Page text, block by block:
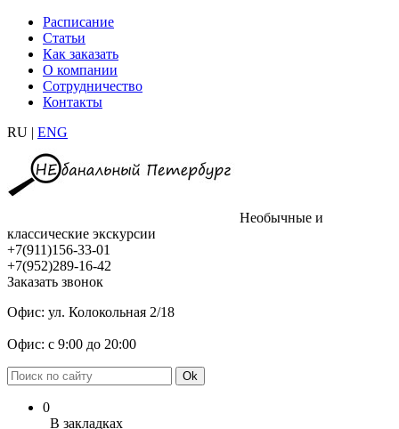
Расписание
Статьи
Как заказать
О компании
Сотрудничество
Контакты
RU | ENG
Необычные и
классические экскурсии
+7(911)156-33-01
+7(952)289-16-42
Заказать звонок
Офис: ул. Колокольная 2/18
Офис: с 9:00 до 20:00
0
В закладках